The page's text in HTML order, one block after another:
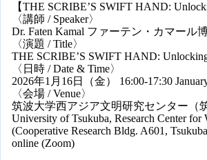
【THE SCRIBE’S SWIFT HAND:
〈講師 / Speaker〉
Dr. Faten Kamal ファーテン・カマール
〈演題 / Title〉
THE SCRIBE’S SWIFT HAND:
〈日時 / Date & Time〉
2026年1月16日（金） 16:00-17:30
〈会場 / Venue〉
筑波大学西アジア文明研究センター（
University of Tsukuba, Research Center for
(Cooperative Research Bldg. A601,
online (Zoom)